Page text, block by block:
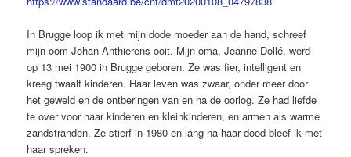
In Brugge loop ik met mijn dode moeder aan de hand, schreef
mijn oom Johan Anthierens ooit. Mijn oma, Jeanne ­Dollé, werd
op 13 mei 1900 in Brugge ge­boren. Ze was fier, intelligent en
kreeg twaalf kinderen. Haar leven was zwaar, onder meer door
het geweld en de ont­beringen van en na de oorlog. Ze had liefde
te over voor haar kinderen en kleinkinderen, en armen als warme
zandstranden. Ze stierf in 1980 en lang na haar dood bleef ik met
haar spreken.